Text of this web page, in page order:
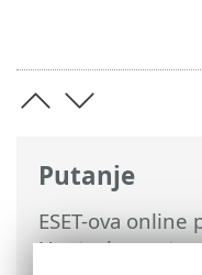
Putanje
ESET-ova online
Upotreba sustava